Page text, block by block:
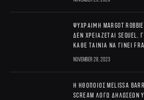
Ψύχραιμη Margot Robbie
δεν χρειάζεται sequel,
κάθε ταινία να γίνει
November 28, 2023
Η ηθοποιός Melissa
Scream λόγω δηλώσεων